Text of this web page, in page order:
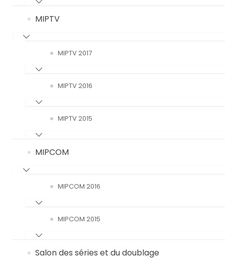
MIPTV
MIPTV 2017
MIPTV 2016
MIPTV 2015
MIPCOM
MIPCOM 2016
MIPCOM 2015
Salon des séries et du doublage